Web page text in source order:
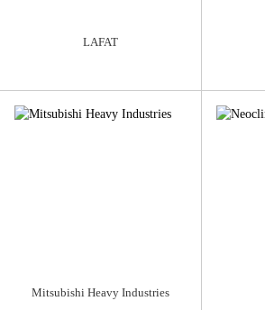
LAFAT
Mitsubishi Heavy Industries